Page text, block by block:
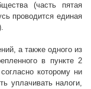
(часть пятая
проводится единая
а также одного из
в пункте 2
которому ни
уплачивать налоги,